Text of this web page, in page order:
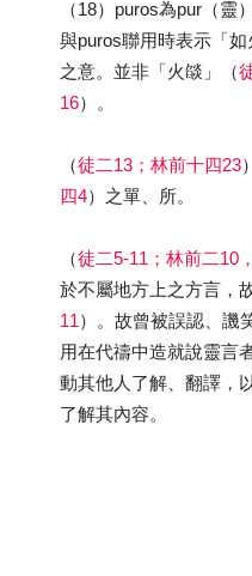
（18）puros為pur（靈
與puros聯用時表示「
之意。並非「火燄」（
16）。
（徒二13；林前十四23
四4）之單、所。
（徒二5-11；林前二10
於不屬地方上之方言，
11）。故曾被誤認、譏
用在代禱中造就說靈言
動其他人了解、翻譯，
了解其內容。